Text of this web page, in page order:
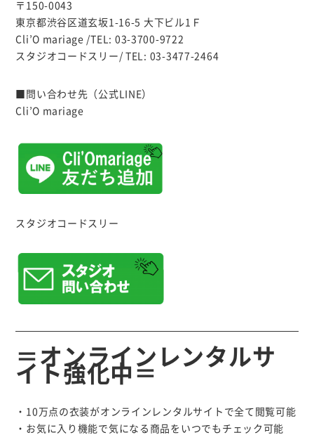
〒150-0043
東京都渋谷区道玄坂1-16-5 大下ビル1Ｆ
Cli’O mariage /TEL: 03-3700-9722
スタジオコードスリー/ TEL: 03-3477-2464
■問い合わせ先（公式LINE）
Cli’O mariage
スタジオコードスリー
＝オンラインレンタルサ
イト強化中＝
・10万点の衣装がオンラインレンタルサイトで全て閲覧可能
・お気に入り機能で気になる商品をいつでもチェック可能